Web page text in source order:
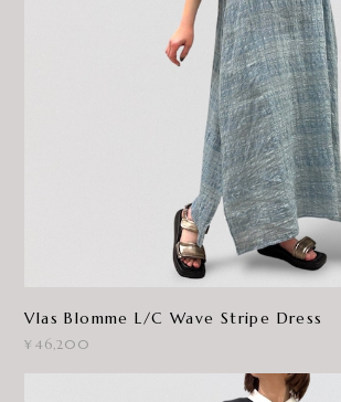
Vlas Blomme L/C Wave Stripe Dress
¥46,200